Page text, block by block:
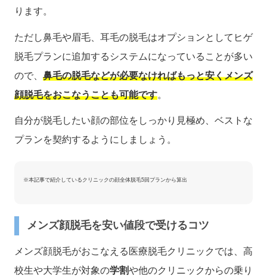
ります。
ただし鼻毛や眉毛、耳毛の脱毛はオプションとしてヒゲ
脱毛プランに追加するシステムになっていることが多い
ので、 鼻毛の脱毛などが必要なければもっと安くメンズ
顔脱毛をおこなうことも可能です。
自分が脱毛したい顔の部位をしっかり見極め、ベストな
プランを契約するようにしましょう。
※本記事で紹介しているクリニックの顔全体脱毛5回プランから算出
メンズ顔脱毛を安い値段で受けるコツ
メンズ顔脱毛がおこなえる医療脱毛クリニックでは、高
校生や大学生が対象の学割や他のクリニックからの乗り